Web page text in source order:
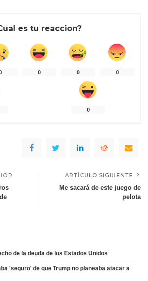
es tu reaccion?
0 0 0
0
ARTÍCULO SIGUIENTE
Me sacará de este juego de
pelota
de la deuda de los Estados Unidos
'seguro' de que Trump no planeaba atacar a